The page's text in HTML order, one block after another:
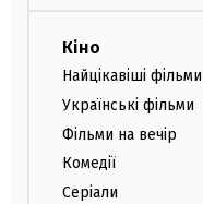
Кіно
Найцікавіші фільми
Українські фільми
Фільми на вечір
Комедії
Серіали